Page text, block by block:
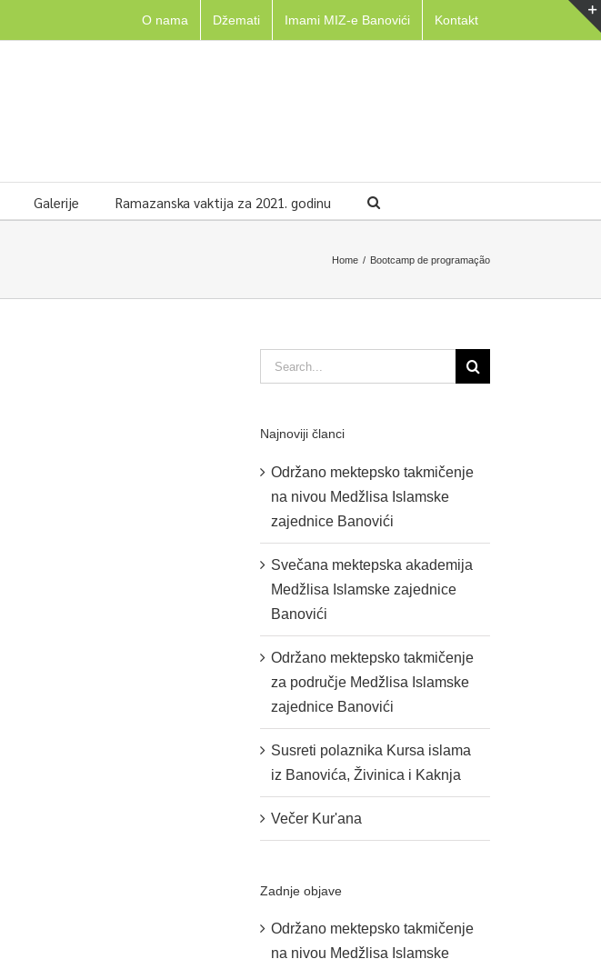
O nama Džemati Imami MIZ-e Banovići Kontakt
Galerije Ramazanska vaktija za 2021. godinu
Home / Bootcamp de programação
Search
for:
Najnoviji članci
Održano mektepsko takmičenje
na nivou Medžlisa Islamske
zajednice Banovići
Svečana mektepska akademija
Medžlisa Islamske zajednice
Banovići
Održano mektepsko takmičenje
za područje Medžlisa Islamske
zajednice Banovići
Susreti polaznika Kursa islama
iz Banovića, Živinica i Kaknja
Večer Kur'ana
Zadnje objave
Održano mektepsko takmičenje
na nivou Medžlisa Islamske